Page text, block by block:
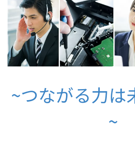
~つながる力は
~